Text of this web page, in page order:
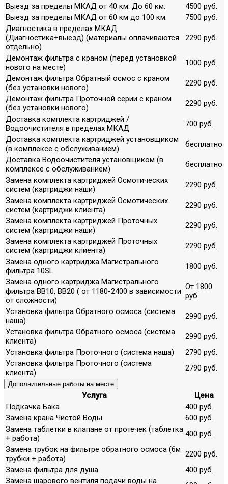
Выезд за пределы МКАД от 40 км. До 60 км.
4500 руб.
Выезд за пределы МКАД от 60 км до 100 км.
7500 руб.
Диагностика в пределах МКАД
(Диагностика+выезд) (материалы оплачиваются
отдельно)
2290 руб.
Демонтаж фильтра с краном (перед установкой
нового на месте)
1000 руб.
Демонтаж фильтра Обратный осмос с краном
(без установки нового)
2290 руб.
Демонтаж фильтра Проточной серии с краном
(без установки нового)
2290 руб.
Доставка комплекта картриджей /
Водоочистителя в пределах МКАД
700 руб.
Доставка комплекта картриджей установщиком
(в комплексе с обслуживанием)
бесплатно
Доставка Водоочистителя установщиком (в
комплексе с обслуживанием)
бесплатно
Замена комплекта картриджей Осмотических
систем (картриджи наши)
2290 руб.
Замена комплекта картриджей Осмотических
систем (картриджи клиента)
2290 руб.
Замена комплекта картриджей Проточных
систем (картриджи наши)
2290 руб.
Замена комплекта картриджей Проточных
систем (картриджи клиента)
2290 руб.
Замена одного картриджа Магистрального
фильтра 10SL
1800 руб.
Замена одного картриджа Магистрального
фильтра ВВ10, ВВ20 ( от 1180-2400 в зависимости
от сложности)
От 1800
руб.
Установка фильтра Обратного осмоса (система
наша)
2990 руб.
Установка фильтра Обратного осмоса (система
клиента)
2990 руб.
Установка фильтра Проточного (система наша)
2790 руб.
Установка фильтра Проточного (система
клиента)
2790 руб.
Дополнительные работы на месте
Услуга
Цена
Подкачка Бака
400 руб.
Замена крана Чистой Воды
600 руб.
Замена таблетки в клапане от протечек (таблетка
+ работа)
400 руб.
Замена трубок на фильтре обратного осмоса (6м
трубки + работа)
2200 руб.
Замена фильтра для душа
400 руб.
Замена шарового вентиля подачи воды на